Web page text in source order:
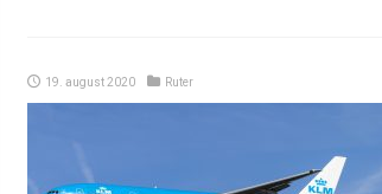
19. august 2020 Ruter